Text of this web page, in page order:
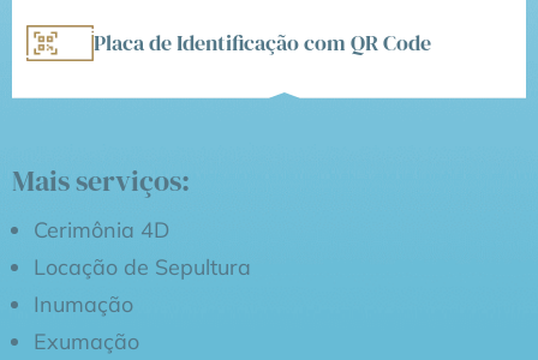
Placa de Identificação com QR Code
Mais serviços:
Cerimônia 4D
Locação de Sepultura
Inumação
Exumação